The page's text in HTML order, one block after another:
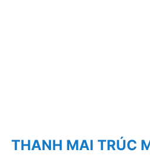
THANH MAI TRÚC